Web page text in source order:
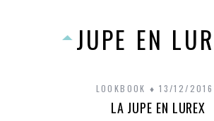
JUPE EN
LOOKBOOK 13/12/2016
LA JUPE EN LUREX